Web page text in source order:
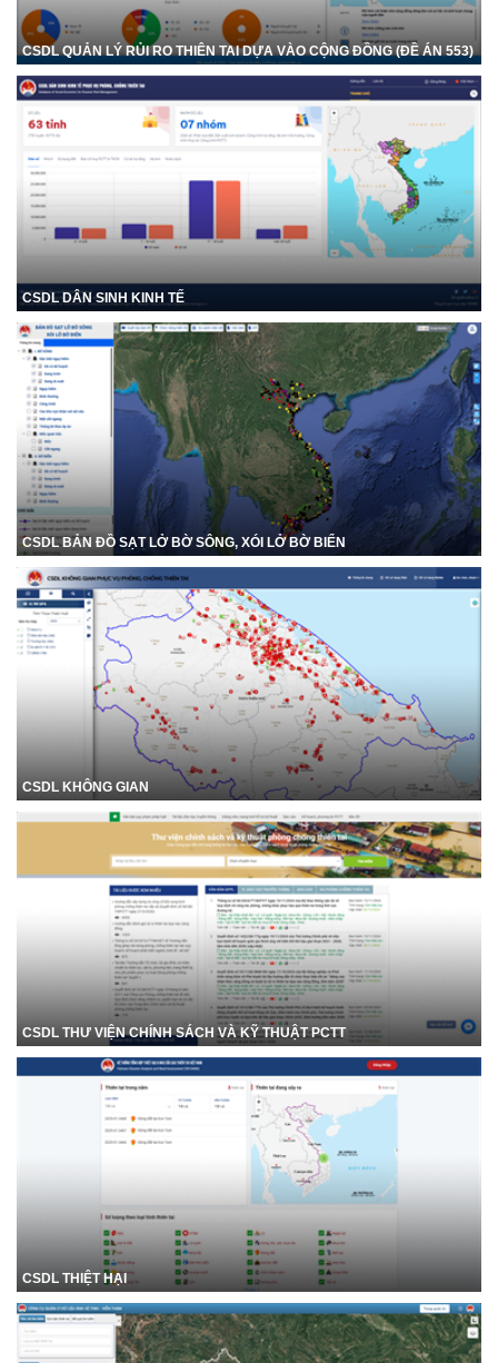
CSDL QUẢN LÝ RỦI RO THIÊN TAI DỰA VÀO CỘNG ĐỒNG (ĐỀ ÁN 553)
CSDL DÂN SINH KINH TẾ
CSDL BẢN ĐỒ SẠT LỞ BỜ SÔNG, XÓI LỞ BỜ BIỂN
CSDL KHÔNG GIAN
CSDL THƯ VIỆN CHÍNH SÁCH VÀ KỸ THUẬT PCTT
CSDL THIỆT HẠI